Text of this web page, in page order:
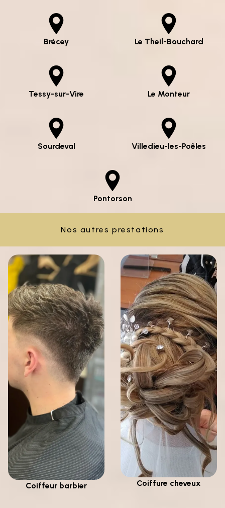
Brécey Le Theil-Bouchard
Tessy-sur-Vire Le Monteur
Sourdeval Villedieu-les-Poêles
Pontorson
Nos autres prestations
Coiffeur barbier Coiffure cheveux